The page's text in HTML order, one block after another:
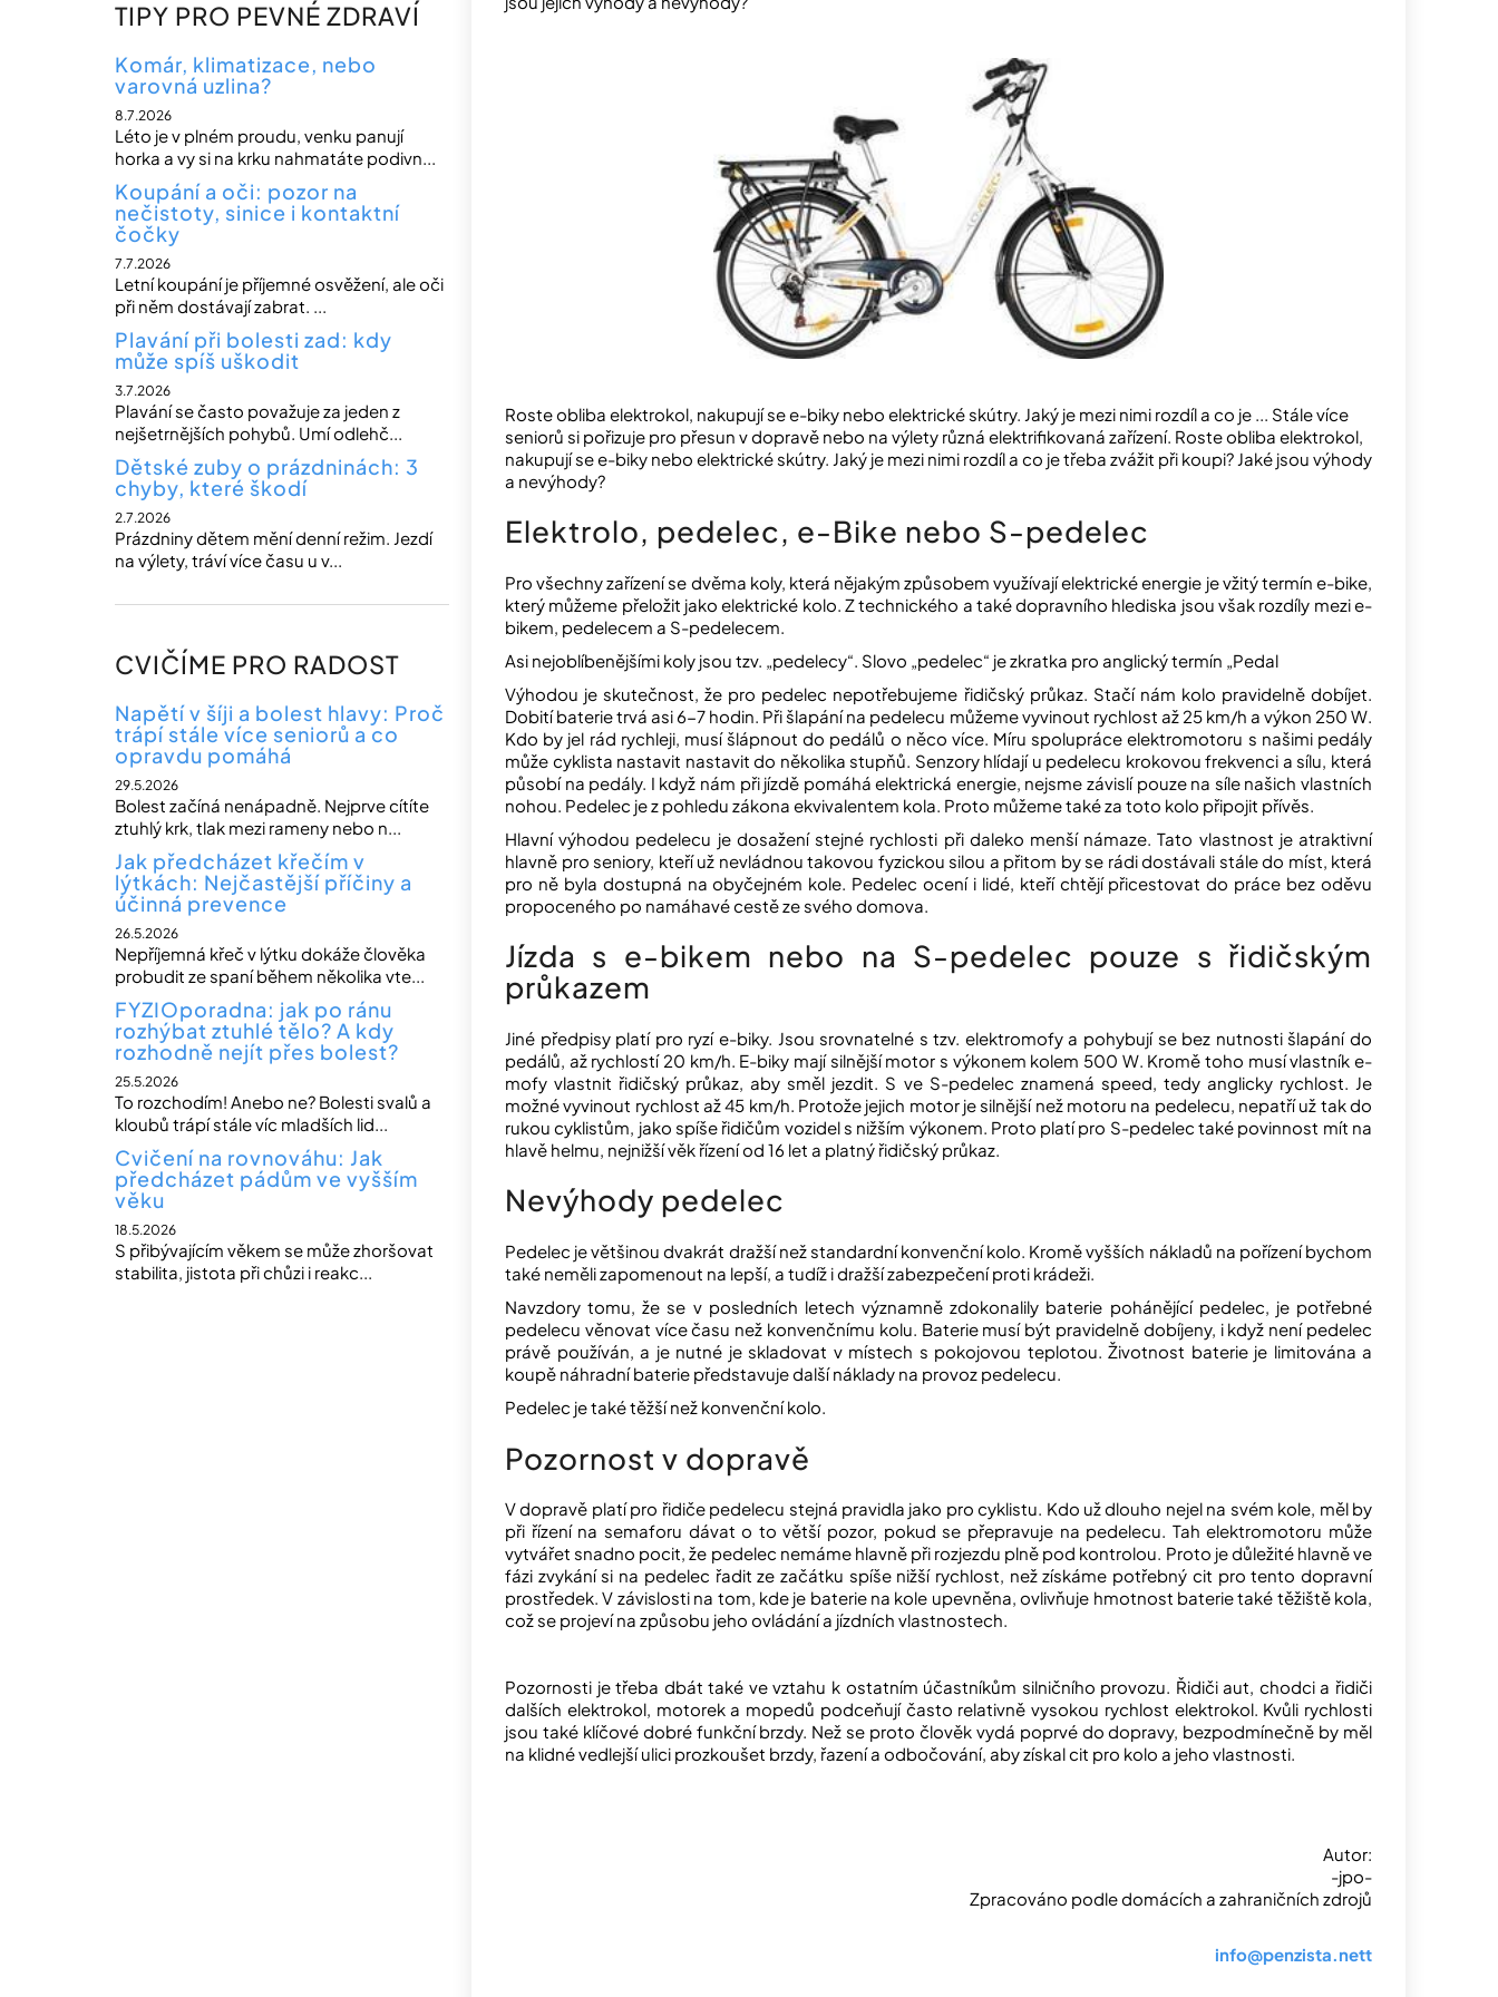
TIPY PRO PEVNÉ ZDRAVÍ
Komár, klimatizace, nebo
varovná uzlina?
8.7.2026
Léto je v plném proudu, venku panují
horka a vy si na krku nahmatáte podivn...
Koupání a oči: pozor na
nečistoty, sinice i kontaktní
čočky
7.7.2026
Letní koupání je příjemné osvěžení, ale oči
při něm dostávají zabrat. ...
Plavání při bolesti zad: kdy
může spíš uškodit
3.7.2026
Plavání se často považuje za jeden z
nejšetrnějších pohybů. Umí odlehč...
Dětské zuby o prázdninách: 3
chyby, které škodí
2.7.2026
Prázdniny dětem mění denní režim. Jezdí
na výlety, tráví více času u v...
CVIČÍME PRO RADOST
Napětí v šíji a bolest hlavy: Proč
trápí stále více seniorů a co
opravdu pomáhá
29.5.2026
Bolest začíná nenápadně. Nejprve cítíte
ztuhlý krk, tlak mezi rameny nebo n...
Jak předcházet křečím v
lýtkách: Nejčastější příčiny a
účinná prevence
26.5.2026
Nepříjemná křeč v lýtku dokáže člověka
probudit ze spaní během několika vte...
FYZIOporadna: jak po ránu
rozhýbat ztuhlé tělo? A kdy
rozhodně nejít přes bolest?
25.5.2026
To rozchodím! Anebo ne? Bolesti svalů a
kloubů trápí stále víc mladších lid...
Cvičení na rovnováhu: Jak
předcházet pádům ve vyšším
věku
18.5.2026
S přibývajícím věkem se může zhoršovat
stabilita, jistota při chůzi i reakc...
Roste obliba elektrokol, nakupují se e-biky nebo elektrické skútry. Jaký je mezi nimi rozdíl a co je ... Stále více
seniorů si pořizuje pro přesun v dopravě nebo na výlety různá elektrifikovaná zařízení. Roste obliba elektrokol,
nakupují se e-biky nebo elektrické skútry. Jaký je mezi nimi rozdíl a co je třeba zvážit při koupi? Jaké jsou výhody
a nevýhody?
Elektrolo, pedelec, e-Bike nebo S-pedelec
Pro všechny zařízení se dvěma koly, která nějakým způsobem využívají elektrické energie je vžitý termín e-bike,
který můžeme přeložit jako elektrické kolo. Z technického a také dopravního hlediska jsou však rozdíly mezi e-
bikem, pedelecem a S-pedelecem.
Asi nejoblíbenějšími koly jsou tzv. „pedelecy“. Slovo „pedelec“ je zkratka pro anglický termín „Pedal
Výhodou je skutečnost, že pro pedelec nepotřebujeme řidičský průkaz. Stačí nám kolo pravidelně dobíjet.
Dobití baterie trvá asi 6-7 hodin. Při šlapání na pedelecu můžeme vyvinout rychlost až 25 km/h a výkon 250 W.
Kdo by jel rád rychleji, musí šlápnout do pedálů o něco více. Míru spolupráce elektromotoru s našimi pedály
může cyklista nastavit nastavit do několika stupňů. Senzory hlídají u pedelecu krokovou frekvenci a sílu, která
působí na pedály. I když nám při jízdě pomáhá elektrická energie, nejsme závislí pouze na síle našich vlastních
nohou. Pedelec je z pohledu zákona ekvivalentem kola. Proto můžeme také za toto kolo připojit přívěs.
Hlavní výhodou pedelecu je dosažení stejné rychlosti při daleko menší námaze. Tato vlastnost je atraktivní
hlavně pro seniory, kteří už nevládnou takovou fyzickou silou a přitom by se rádi dostávali stále do míst, která
pro ně byla dostupná na obyčejném kole. Pedelec ocení i lidé, kteří chtějí přicestovat do práce bez oděvu
propoceného po namáhavé cestě ze svého domova.
Jízda s e-bikem nebo na S-pedelec pouze s řidičským
průkazem
Jiné předpisy platí pro ryzí e-biky. Jsou srovnatelné s tzv. elektromofy a pohybují se bez nutnosti šlapání do
pedálů, až rychlostí 20 km/h. E-biky mají silnější motor s výkonem kolem 500 W. Kromě toho musí vlastník e-
mofy vlastnit řidičský průkaz, aby směl jezdit. S ve S-pedelec znamená speed, tedy anglicky rychlost. Je
možné vyvinout rychlost až 45 km/h. Protože jejich motor je silnější než motoru na pedelecu, nepatří už tak do
rukou cyklistům, jako spíše řidičům vozidel s nižším výkonem. Proto platí pro S-pedelec také povinnost mít na
hlavě helmu, nejnižší věk řízení od 16 let a platný řidičský průkaz.
Nevýhody pedelec
Pedelec je většinou dvakrát dražší než standardní konvenční kolo. Kromě vyšších nákladů na pořízení bychom
také neměli zapomenout na lepší, a tudíž i dražší zabezpečení proti krádeži.
Navzdory tomu, že se v posledních letech významně zdokonalily baterie pohánějící pedelec, je potřebné
pedelecu věnovat více času než konvenčnímu kolu. Baterie musí být pravidelně dobíjeny, i když není pedelec
právě používán, a je nutné je skladovat v místech s pokojovou teplotou. Životnost baterie je limitována a
koupě náhradní baterie představuje další náklady na provoz pedelecu.
Pedelec je také těžší než konvenční kolo.
Pozornost v dopravě
V dopravě platí pro řidiče pedelecu stejná pravidla jako pro cyklistu. Kdo už dlouho nejel na svém kole, měl by
při řízení na semaforu dávat o to větší pozor, pokud se přepravuje na pedelecu. Tah elektromotoru může
vytvářet snadno pocit, že pedelec nemáme hlavně při rozjezdu plně pod kontrolou. Proto je důležité hlavně ve
fázi zvykání si na pedelec řadit ze začátku spíše nižší rychlost, než získáme potřebný cit pro tento dopravní
prostředek. V závislosti na tom, kde je baterie na kole upevněna, ovlivňuje hmotnost baterie také těžiště kola,
což se projeví na způsobu jeho ovládání a jízdních vlastnostech.
Pozornosti je třeba dbát také ve vztahu k ostatním účastníkům silničního provozu. Řidiči aut, chodci a řidiči
dalších elektrokol, motorek a mopedů podceňují často relativně vysokou rychlost elektrokol. Kvůli rychlosti
jsou také klíčové dobré funkční brzdy. Než se proto člověk vydá poprvé do dopravy, bezpodmínečně by měl
na klidné vedlejší ulici prozkoušet brzdy, řazení a odbočování, aby získal cit pro kolo a jeho vlastnosti.
Autor:
-jpo-
Zpracováno podle domácích a zahraničních zdrojů
info@penzista.nett